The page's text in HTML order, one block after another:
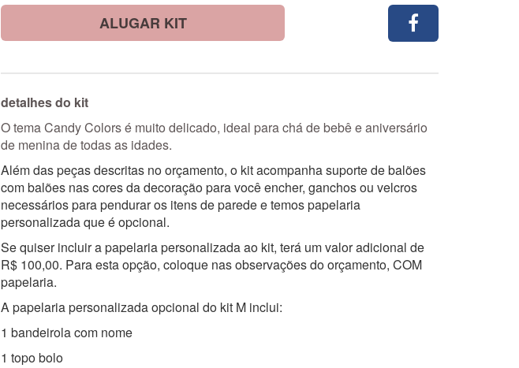
ALUGAR KIT
detalhes do kit
O tema Candy Colors é muito delicado, ideal para chá de bebê e aniversário
de menina de todas as idades.
Além das peças descritas no orçamento, o kit acompanha suporte de balões
com balões nas cores da decoração para você encher, ganchos ou velcros
necessários para pendurar os itens de parede e temos papelaria
personalizada que é opcional.
Se quiser incluir a papelaria personalizada ao kit, terá um valor adicional de
R$ 100,00. Para esta opção, coloque nas observações do orçamento, COM
papelaria.
A papelaria personalizada opcional do kit M inclui:
1 bandeirola com nome
1 topo bolo